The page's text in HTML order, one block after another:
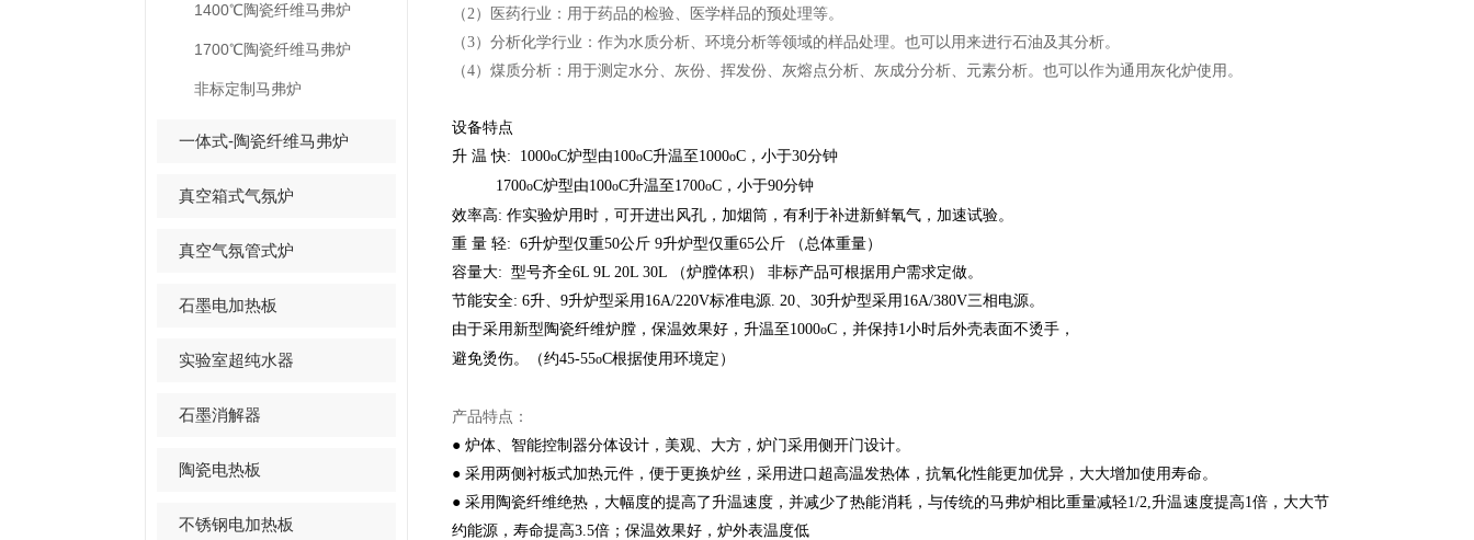
1400℃陶瓷纤维马弗炉
1700℃陶瓷纤维马弗炉
非标定制马弗炉
一体式-陶瓷纤维马弗炉
真空箱式气氛炉
真空气氛管式炉
石墨电加热板
实验室超纯水器
石墨消解器
陶瓷电热板
不锈钢电加热板
（2）医药行业：用于药品的检验、医学样品的预处理等。
（3）分析化学行业：作为水质分析、环境分析等领域的样品处理。也可以用来进行石油及其分析。
（4）煤质分析：用于测定水分、灰份、挥发份、灰熔点分析、灰成分分析、元素分析。也可以作为通用灰化炉使用。
设备特点
升 温 快: 1000oC炉型由100oC升温至1000oC，小于30分钟
1700oC炉型由100oC升温至1700oC，小于90分钟
效率高: 作实验炉用时，可开进出风孔，加烟筒，有利于补进新鲜氧气，加速试验。
重 量 轻: 6升炉型仅重50公斤 9升炉型仅重65公斤 （总体重量）
容量大: 型号齐全6L 9L 20L 30L （炉膛体积） 非标产品可根据用户需求定做。
节能安全: 6升、9升炉型采用16A/220V标准电源. 20、30升炉型采用16A/380V三相电源。
由于采用新型陶瓷纤维炉膛，保温效果好，升温至1000oC，并保持1小时后外壳表面不烫手，
避免烫伤。（约45-55oC根据使用环境定）
产品特点：
● 炉体、智能控制器分体设计，美观、大方，炉门采用侧开门设计。
● 采用两侧衬板式加热元件，便于更换炉丝，采用进口超高温发热体，抗氧化性能更加优异，大大增加使用寿命。
● 采用陶瓷纤维绝热，大幅度的提高了升温速度，并减少了热能消耗，与传统的马弗炉相比重量减轻1/2,升温速度提高1倍，大大节
约能源，寿命提高3.5倍；保温效果好，炉外表温度低